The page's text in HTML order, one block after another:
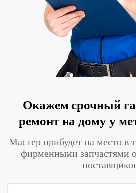
Окажем срочный
ремонт на дому у
Мастер прибудет на место в
фирменными запчастями